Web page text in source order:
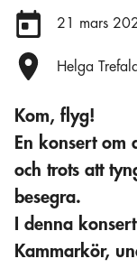
Datum:
21 mars
Plats:
Helga
Kom, flyg!
En konsert om
och trots att
besegra.
I denna
Kammarkör,